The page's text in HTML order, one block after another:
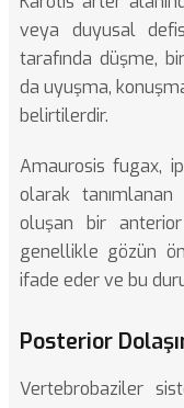
veya duyusal
tarafında düşme,
da uyuşma,
belirtilerdir.
Amaurosis fugax,
olarak
oluşan bir
genellikle gözün
ifade eder ve bu
Posterior
Vertebrobaziler